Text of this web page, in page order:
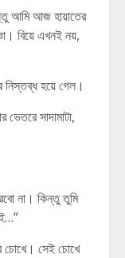
আমি আজ হায়াতের
বিয়ে এখনই নয়,
নিস্তব্ধ হয়ে গেল।
ভেতরে সাদামাটা,
না। কিন্তু তুমি
চোখে। সেই চোখে